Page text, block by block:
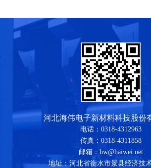
河北海伟电子新材料科技股份
电话：0318-4312963
传真：0318-4311858
邮箱：hw@haiwei.net
地址：河北省衡水市景县经济技